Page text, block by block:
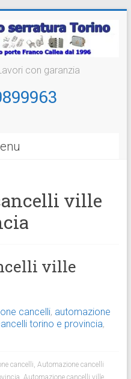
con garanzia
ville
ville
cancelli, automazione
torino e provincia,
cancelli, Automazione cancelli